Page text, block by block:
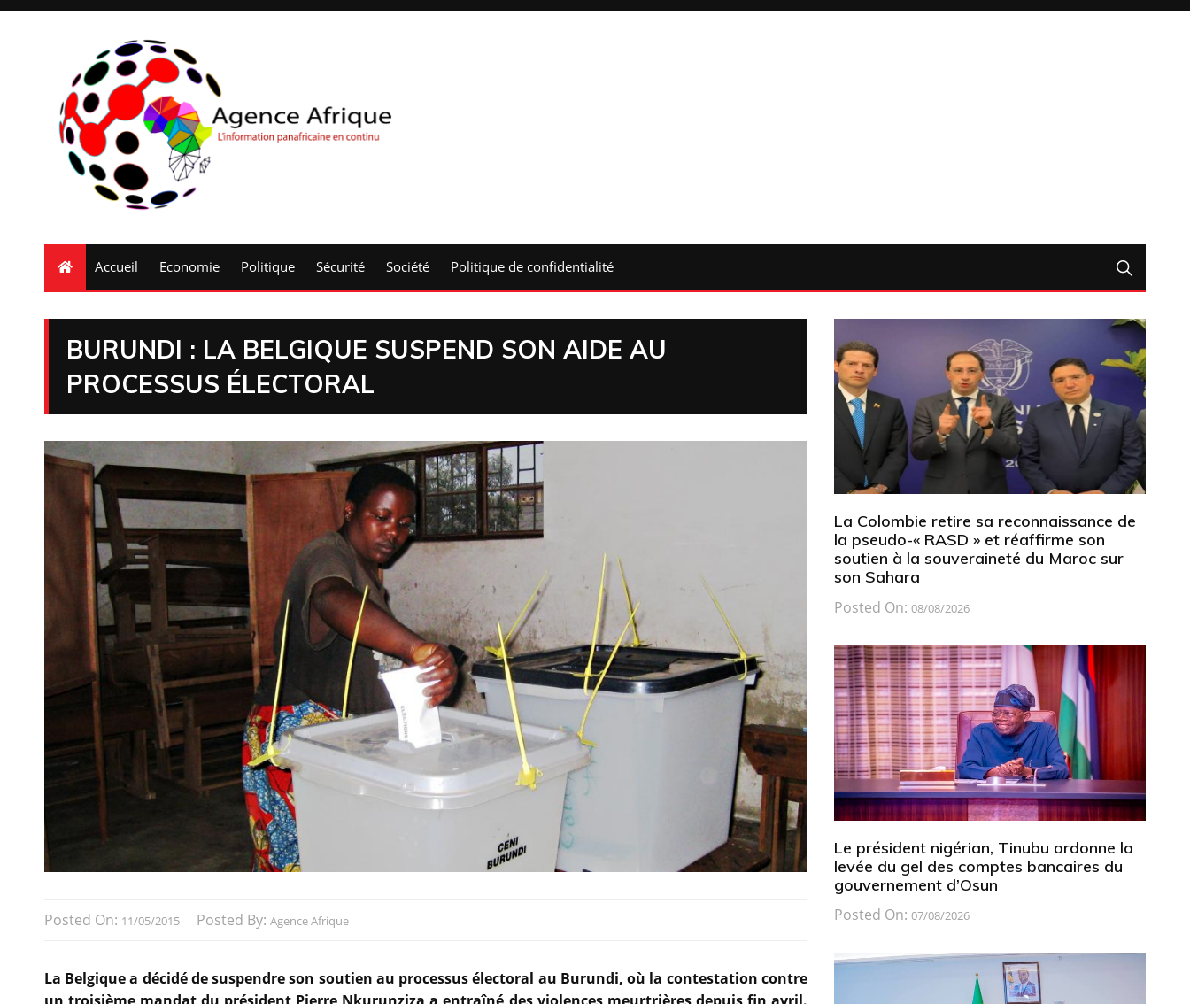
Accueil Economie Politique Sécurité Société Politique de confidentialité
BURUNDI : LA BELGIQUE SUSPEND SON AIDE AU
PROCESSUS ÉLECTORAL
Posted On: 11/05/2015 Posted By: Agence Afrique
La Belgique a décidé de suspendre son soutien au processus électoral au Burundi, où la contestation contre
La Colombie retire sa reconnaissance de
la pseudo-« RASD » et réaffirme son
soutien à la souveraineté du Maroc sur
son Sahara
Posted On: 08/08/2026
Le président nigérian, Tinubu ordonne la
levée du gel des comptes bancaires du
gouvernement d’Osun
Posted On: 07/08/2026